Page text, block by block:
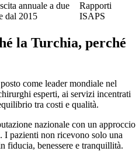
annuale a due
dal 2015
Rapporti
ISAPS
la Turchia, perché
come leader mondiale nel
esperti, ai servizi incentrati
tra costi e qualità.
nazionale con un approccio
I pazienti non ricevono solo una
fiducia, benessere e tranquillità.